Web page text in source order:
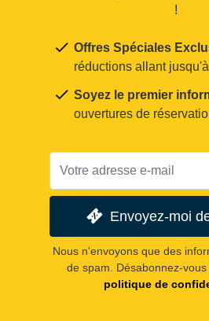
!
Offres Spéciales
réductions allant
Soyez le premier
ouvertures de
Envoyez-moi
Nous n'envoyons que des
de spam. Désabonnez-vous
politique de